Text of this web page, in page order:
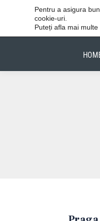
Pentru a asigura
cookie-uri.
Puteți afla mai